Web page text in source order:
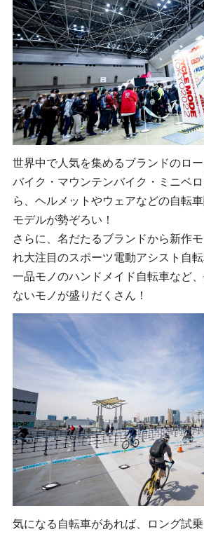
世界中で人気を集めるブランドのロ
バイク・マウンテンバイク・ミニベ
ら、ヘルメットやウェアなどの自転
モデルが勢ぞろい！
さらに、名だたるブランドから新作
れ大注目のスポーツ電動アシスト自転
一品モノのハンドメイド自転車など
ないモノが盛りだくさん！
気になる自転車があれば、ロング試